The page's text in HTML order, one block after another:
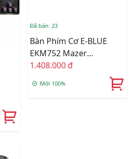
Đã bán: 23
Bàn Phím Cơ E-BLUE
EKM752 Mazer
Mechanical
1.408.000 đ
Mới 100%